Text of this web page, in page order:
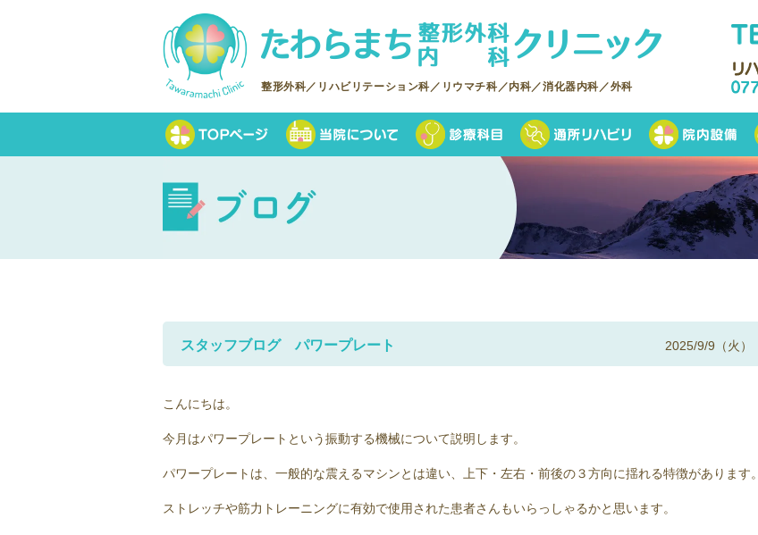
整形外科／リハビリテーション科／リウマチ科／内科／消化器内科／外科
スタッフブログ パワープレート 2025/9/9（火）
こんにちは。
今月はパワープレートという振動する機械について説明します。
パワープレートは、一般的な震えるマシンとは違い、上下・左右・前後の３方向に揺れる特徴があります。
ストレッチや筋力トレーニングに有効で使用された患者さんもいらっしゃるかと思います。